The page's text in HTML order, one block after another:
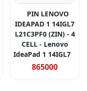
PIN LENOVO
IDEAPAD 1 14IGL7
L21C3PF0 (ZIN) - 4
CELL - Lenovo
IdeaPad 1 14IGL7
865000